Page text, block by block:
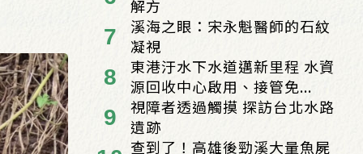
解方
溪海之眼：宋永魁醫師的石紋
凝視
東港汙水下水道邁新里程 水資
源回收中心啟用、接管免...
視障者透過觸摸 探訪台北水路
遺跡
查到了！高雄後勁溪大量魚屍